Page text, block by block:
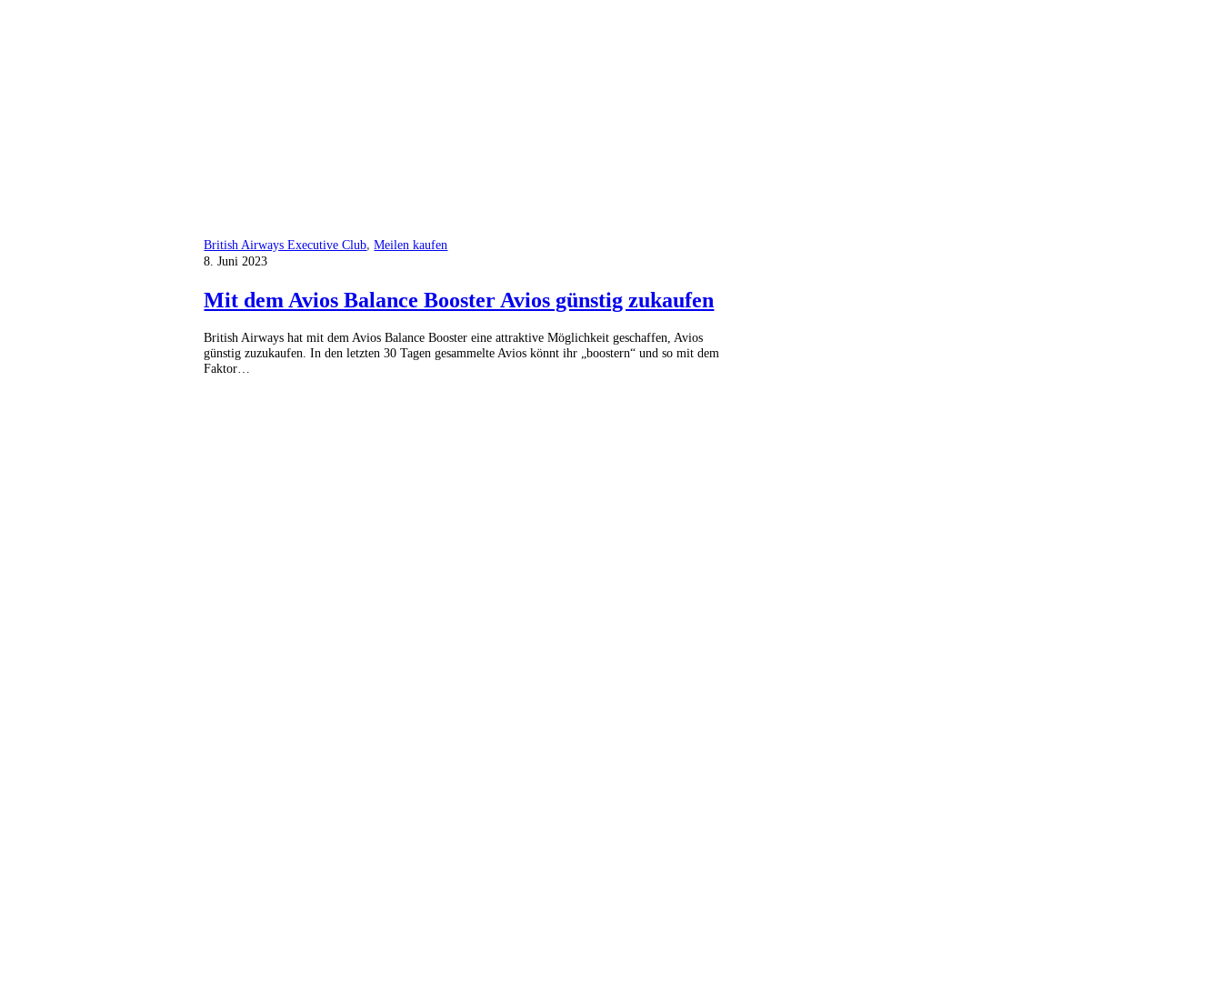
British Airways Executive Club,Meilen kaufen
8. Juni 2023
Mit dem Avios Balance Booster Avios günstig zukaufen
British Airways hat mit dem Avios Balance Booster eine attraktive Möglichkeit geschaffen, Avios
günstig zuzukaufen. In den letzten 30 Tagen gesammelte Avios könnt ihr „boostern“ und so mit dem
Faktor…